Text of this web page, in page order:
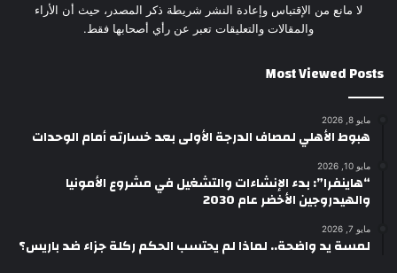
لا مانع من الإقتباس وإعادة النشر شريطة ذكر المصدر، حيث أن الأراء
والمقالات والتعليقات تعبر عن رأي أصحابها فقط.
Most Viewed Posts
مايو 8, 2026
هبوط الأهلي لمصاف الدرجة الأولى بعد خسارته أمام الوحدات
مايو 10, 2026
“هاينفرا”: بدء الإنشاءات والتشغيل في مشروع الأمونيا
والهيدروجين الأخضر عام 2030
مايو 7, 2026
لمسة يد واضحة.. لماذا لم يحتسب الحكم ركلة جزاء ضد باريس؟